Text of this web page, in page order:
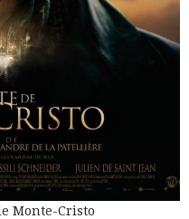
Monte-Cristo